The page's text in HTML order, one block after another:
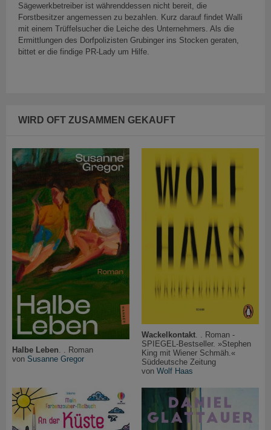
Sägewerkbetreiber ist währenddessen nicht bereit, die
Forstbesitzer angemessen zu bezahlen. Kurz darauf findet Walli
mit einem Trüffelsucher die Leiche des Unternehmers. Als die
Ermittlungen des Dorfpolizisten Grubinger ins Stocken geraten,
bittet er die findige PR-Lady um Hilfe.
WIRD OFT ZUSAMMEN GEKAUFT
Halbe Leben . . Roman
von Susanne Gregor
Wackelkontakt . . Roman -
SPIEGEL-Bestseller. »Stephen
King mit Wiener Schmäh.«
Süddeutsche Zeitung
von Wolf Haas